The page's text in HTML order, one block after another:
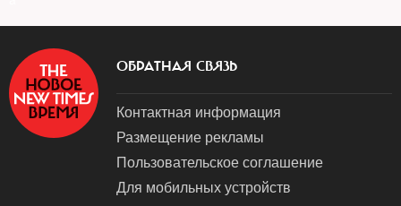
ОБРАТНАЯ СВЯЗЬ
Контактная информация
Размещение рекламы
Пользовательское соглашение
Для мобильных устройств